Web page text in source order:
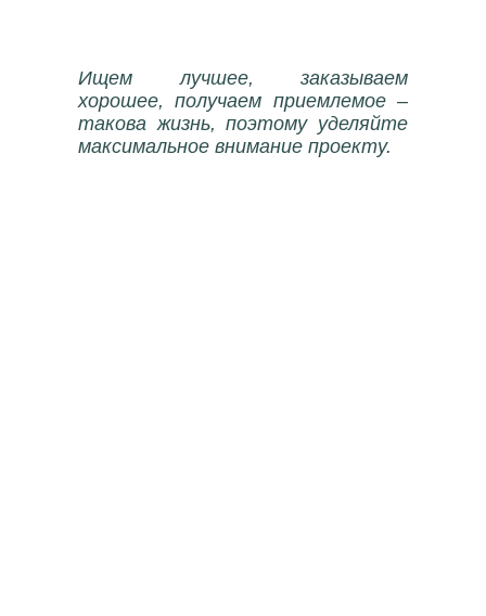
Ищем лучшее, заказываем
хорошее, получаем приемлемое –
такова жизнь, поэтому уделяйте
максимальное внимание проекту.